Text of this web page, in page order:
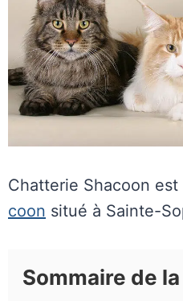
Chatterie Shacoon
coon situé à Sainte-
Sommaire de